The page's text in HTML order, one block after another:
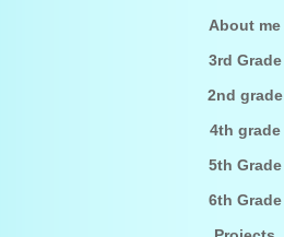
About me
3rd Grade
2nd grade
4th grade
5th Grade
6th Grade